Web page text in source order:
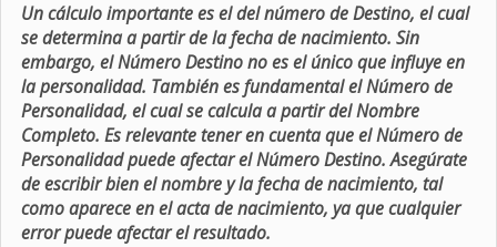
Un cálculo importante es el del número de Destino, el cual
se determina a partir de la fecha de nacimiento. Sin
embargo, el Número Destino no es el único que influye en
la personalidad. También es fundamental el Número de
Personalidad, el cual se calcula a partir del Nombre
Completo. Es relevante tener en cuenta que el Número de
Personalidad puede afectar el Número Destino. Asegúrate
de escribir bien el nombre y la fecha de nacimiento, tal
como aparece en el acta de nacimiento, ya que cualquier
error puede afectar el resultado.